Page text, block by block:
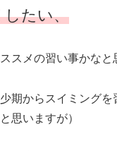
したい、
スメの習い事かなと
期からスイミングを
思いますが）